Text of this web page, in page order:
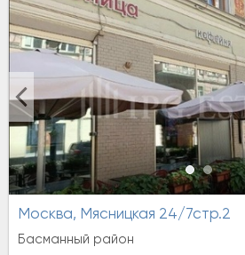
Москва, Мясницкая 24/7стр.2
Басманный район